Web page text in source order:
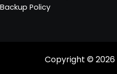
Backup Policy
Copyright © 2026